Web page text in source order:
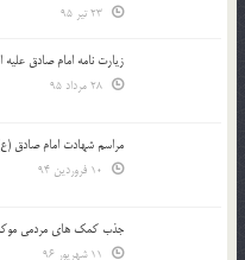
زیارت نامه امام صادق علیه
مراسم شهادت امام صادق (ع)
جذب کمک های مردمی موکب